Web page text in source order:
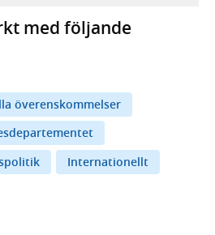
med följande
överenskommelser
Internationellt